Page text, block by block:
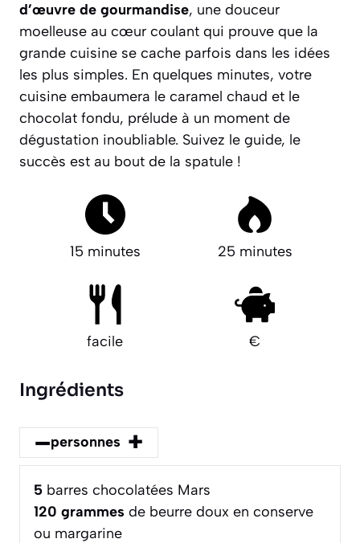
d’œuvre de gourmandise, une douceur
moelleuse au cœur coulant qui prouve que la
grande cuisine se cache parfois dans les idées
les plus simples. En quelques minutes, votre
cuisine embaumera le caramel chaud et le
chocolat fondu, prélude à un moment de
dégustation inoubliable. Suivez le guide, le
succès est au bout de la spatule !
15 minutes 25 minutes
facile €
Ingrédients
–personnes +
5 barres chocolatées Mars
120 grammes de beurre doux en conserve
ou margarine